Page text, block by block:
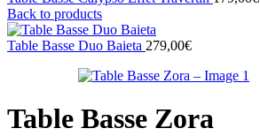
Back to products
Table Basse Duo Baieta 279,00€
Table Basse Zora